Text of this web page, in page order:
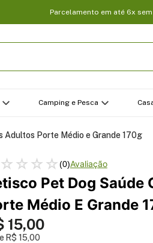
Parcelamento em até 6x
Camping e Pesca
Adultos Porte Médio e Grande 170g
☆ ☆ ☆ ☆(0)
Pet Dog Saúde
Médio E Grande
15,00
R$ 15,00